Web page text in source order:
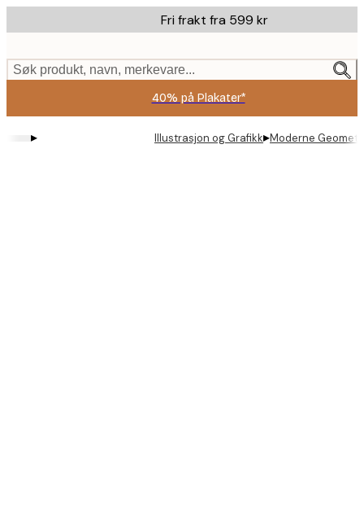
to
content.
Fri frakt fra 599 kr
Søk produkt, navn, merkevare...
40% på Plakater*
▸ Illustrasjon og Grafikk▸Moderne